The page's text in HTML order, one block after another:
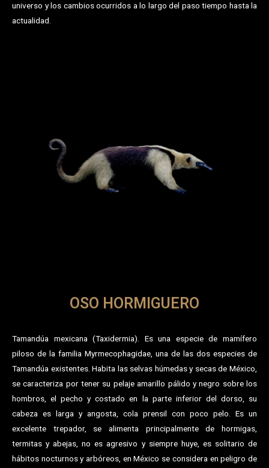
universo y los cambios ocurridos a lo largo del paso tiempo hasta la
actualidad.
OSO HORMIGUERO
Tamandúa mexicana (Taxidermia). Es una especie de mamífero
piloso de la familia Myrmecophagidae, una de las dos especies de
Tamandúa existentes. Habita las selvas húmedas y secas de México,
se caracteriza por tener su pelaje amarillo pálido y negro sobre los
hombros, el pecho y costado en la parte inferior del dorso, su
cabeza es larga y angosta, cola prensil con poco pelo. Es un
excelente trepador, se alimenta principalmente de hormigas,
termitas y abejas, no es agresivo y siempre huye, es solitario de
hábitos nocturnos y arbóreos, en México se considera en peligro de